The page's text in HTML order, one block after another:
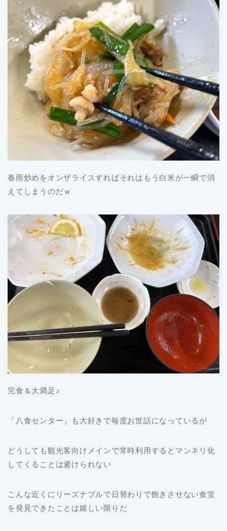
春雨炒めをオンザライスすればそれはもう白米が一瞬で消
えてしまうのだｗ
完食＆大満足♪
「八食センター」も大好きで毎度お世話になっているが
どうしても観光客向けメインで常時利用するとマンネリ化
してくることは避けられない
こんな近くにリーズナブルで日替わりで飽きさせない食堂
を発見できたことは嬉しい限りだ